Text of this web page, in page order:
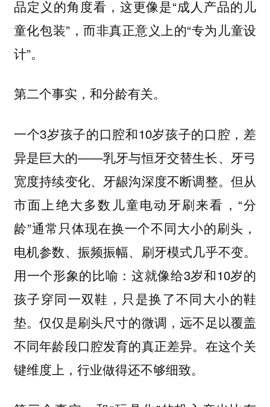
品定义的角度看，这更像是“成人产品的儿
童化包装”，而非真正意义上的“专为儿童设
计”。
第二个事实，和分龄有关。
一个3岁孩子的口腔和10岁孩子的口腔，差
异是巨大的——乳牙与恒牙交替生长、牙弓
宽度持续变化、牙龈沟深度不断调整。但从
市面上绝大多数儿童电动牙刷来看，“分
龄”通常只体现在换一个不同大小的刷头，
电机参数、振频振幅、刷牙模式几乎不变。
用一个形象的比喻：这就像给3岁和10岁的
孩子穿同一双鞋，只是换了不同大小的鞋
垫。仅仅是刷头尺寸的微调，远不足以覆盖
不同年龄段口腔发育的真正差异。在这个关
键维度上，行业做得还不够细致。